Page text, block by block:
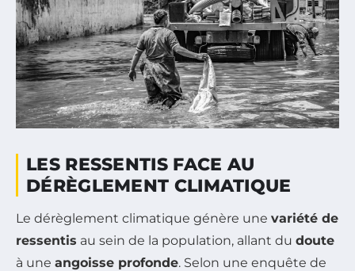
LES RESSENTIS FACE AU
DÉRÈGLEMENT CLIMATIQUE
Le dérèglement climatique génère une variété de
ressentis au sein de la population, allant du doute
à une angoisse profonde. Selon une enquête de